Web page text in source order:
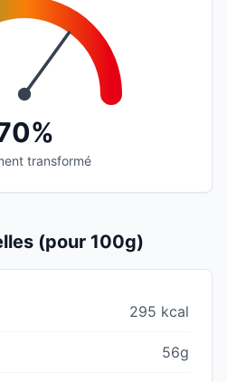
transformé
(pour 100g)
295 kcal
56g